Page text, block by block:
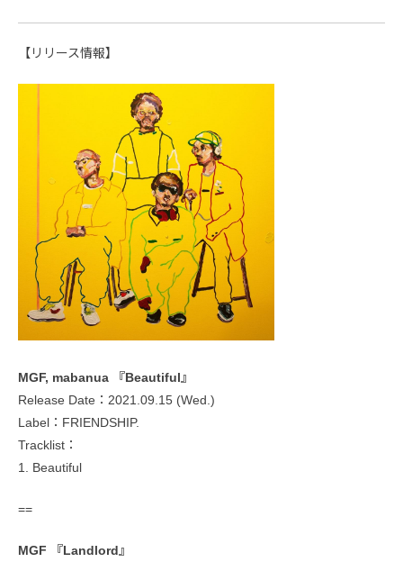
【リリース情報】
MGF, mabanua 『Beautiful』
Release Date：2021.09.15 (Wed.)
Label：FRIENDSHIP.
Tracklist：
1. Beautiful
==
MGF 『Landlord』